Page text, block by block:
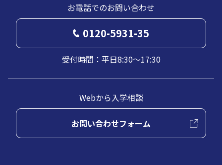
お電話でのお問い合わせ
0120-5931-35
受付時間：平日8:30～17:30
Webから入学相談
お問い合わせフォーム